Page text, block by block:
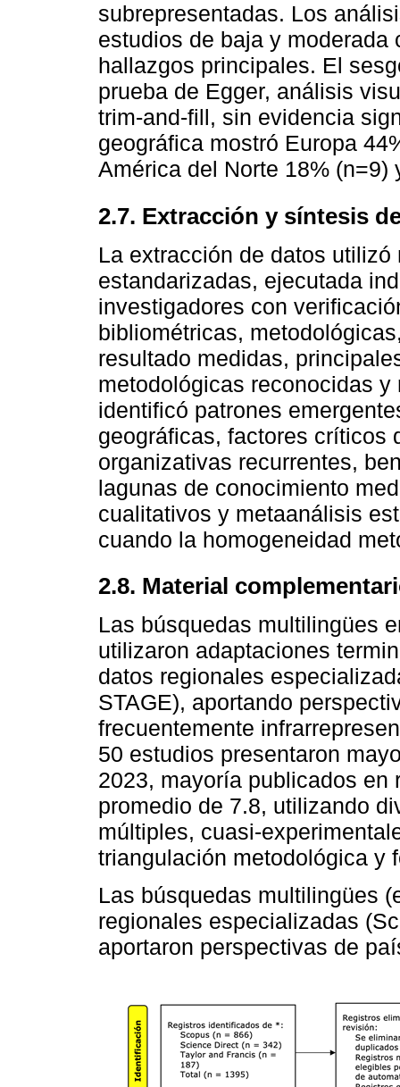
subrepresentadas. Los
estudios de baja y
hallazgos principales. El
prueba de Egger, análisis
trim-and-fill, sin evidencia
geográfica mostró Europa
América del Norte 18% (n=9)
2.7. Extracción y síntesis
La extracción de datos
estandarizadas, ejecutada
investigadores con
bibliométricas,
resultado medidas,
metodológicas reconocidas
identificó patrones
geográficas, factores críticos
organizativas recurrentes,
lagunas de conocimiento
cualitativos y metaanálisis
cuando la homogeneidad
2.8. Material
Las búsquedas multilingües
utilizaron adaptaciones
datos regionales
STAGE), aportando
frecuentemente
50 estudios presentaron
2023, mayoría publicados en
promedio de 7.8, utilizando
múltiples, cuasi-
triangulación metodológica y
Las búsquedas multilingües
regionales especializadas
aportaron perspectivas de